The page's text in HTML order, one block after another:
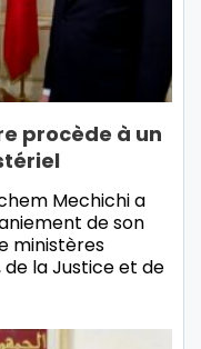
procède à un
Mechichi a
de son
ministères
la Justice et de